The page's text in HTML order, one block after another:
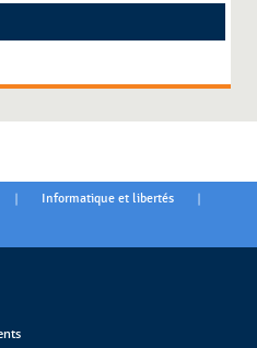
| Informatique et libertés |